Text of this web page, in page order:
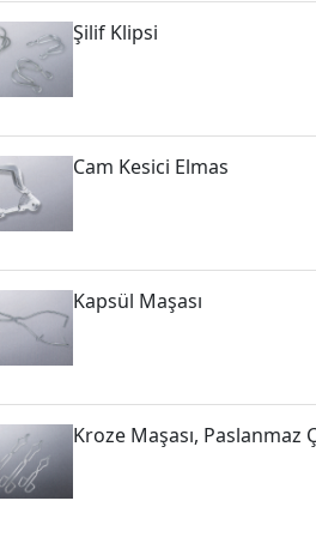
Şilif Klipsi
Cam Kesici Elmas
Kapsül Maşası
Kroze Maşası, Paslanmaz